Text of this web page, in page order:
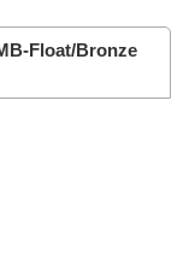
Float/Bronze